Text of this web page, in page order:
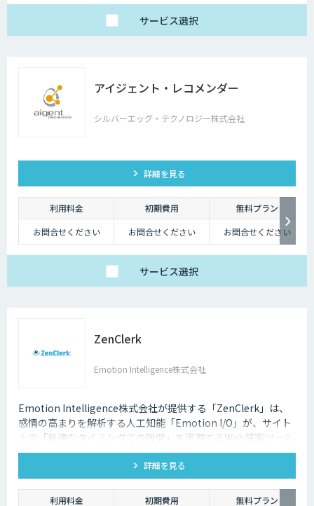
サービス選択
アイジェント・レコメンダー
シルバーエッグ・テクノロジー株式会社
詳細を見る
利用料金 初期費用
無料プラン
お問合せください
お問合せください お問合せください
サービス選択
ZenClerk
Emotion Intelligence株式会社
Emotion Intelligence株式会社が提供する「ZenClerk」は、
感情の高まりを解析する人工知能「Emotion I/O」が、サイト
上で「最適なタイミングでの販促」を実現するWeb接客ツール
です。
詳細を見る
利用料金 初期費用 無料プラン